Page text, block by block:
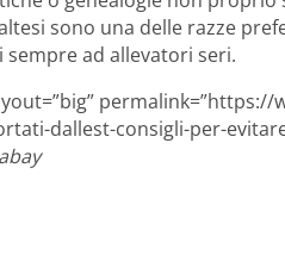
sono una delle razze
sempre ad allevatori seri.
dallest-consigli-per-